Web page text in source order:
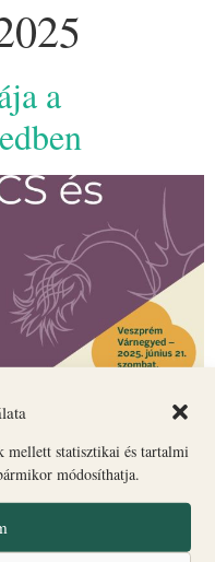
mellett statisztikai és tartalmi
módosíthatja.
a
amit látni kell 2025.
estére csendes, de